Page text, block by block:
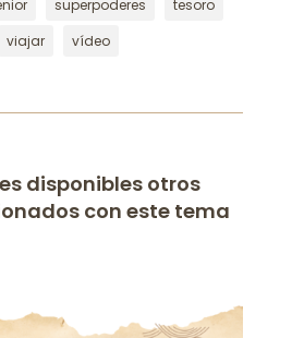
superpoderes
tesoro
viajar vídeo
disponibles otros
con este tema